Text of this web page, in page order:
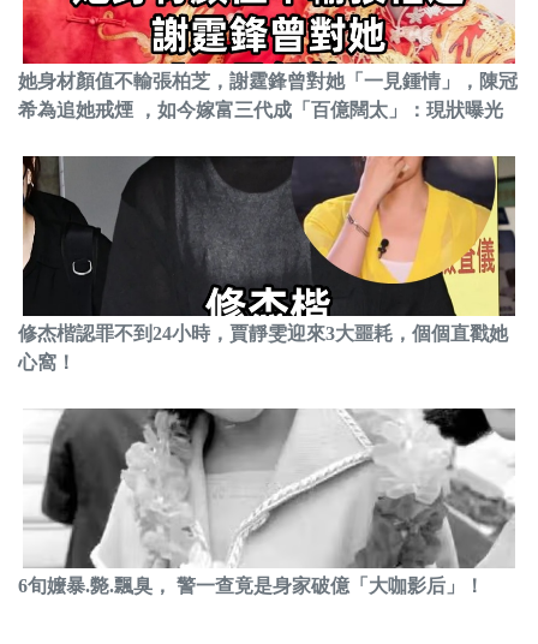
她身材顏值不輸張柏芝，謝霆鋒曾對她「一見鍾情」，陳冠
希為追她戒煙 ，如今嫁富三代成「百億闊太」：現狀曝光
修杰楷認罪不到24小時，賈靜雯迎來3大噩耗，個個直戳她
心窩！
6旬嬤暴.斃.飄臭， 警一查竟是身家破億「大咖影后」！